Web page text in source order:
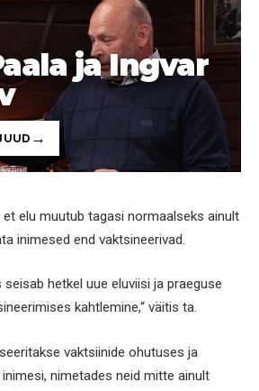
ja Ingvar
elu muutub tagasi normaalseks ainult
inimesed end vaktsineerivad.
hetkel uue eluviisi ja praeguse
kahtlemine,“ väitis ta.
vaktsiinide ohutuses ja
nimetades neid mitte ainult